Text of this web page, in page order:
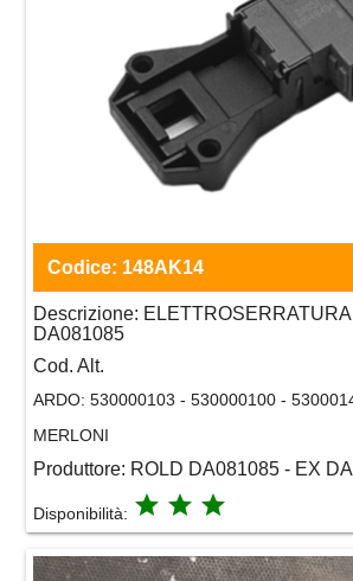
Codice: 148AK14
Descrizione:
DA081085
Cod. Alt.
ARDO: 530000103 - 530000100 -
MERLONI
Produttore: ROLD DA081085 - EX
Disponibilità: grade grade grade